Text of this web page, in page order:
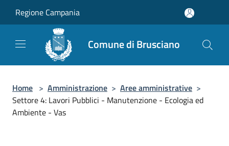
Regione Campania
Comune di Brusciano
Home > Amministrazione > Aree amministrative >
Settore 4: Lavori Pubblici - Manutenzione - Ecologia ed
Ambiente - Vas